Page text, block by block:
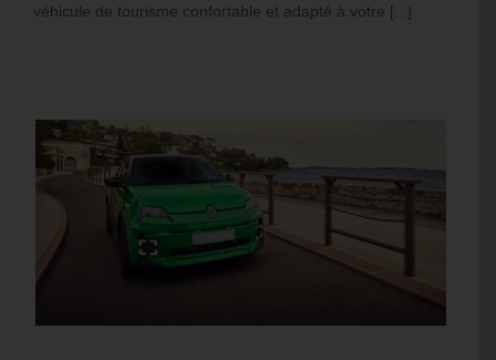
véhicule de tourisme confortable et adapté à votre [...]